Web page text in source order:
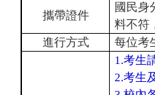
攜帶證件
國民身
料不符
進行方式
每位考
1.考生
2.考生